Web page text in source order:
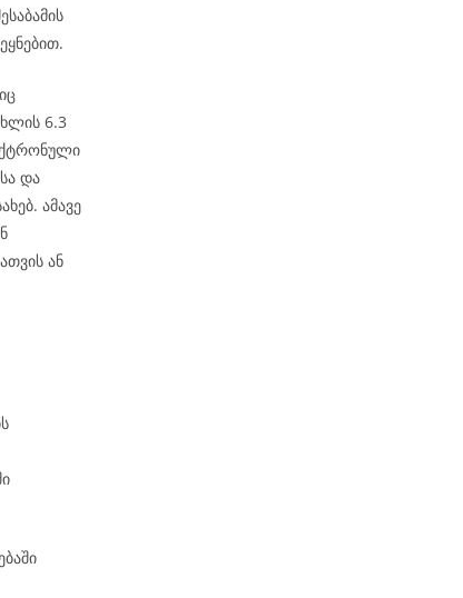
6.3
და
ამავე
ან